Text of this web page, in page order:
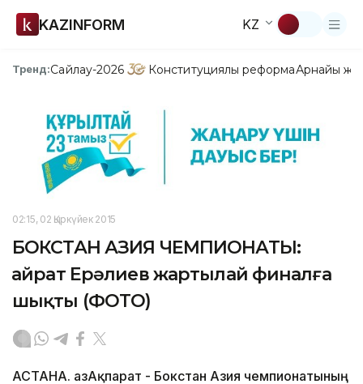
KAZINFORM KZ
Тренд:Сайлау-2026 Конституциялық реформаАрнайы
02:15, 02 Қыркүйек 2015
БОКСТАН АЗИЯ ЧЕМПИОНАТЫ:
Қайрат Ерәлиев жартылай финалға
шықты (ФОТО)
АСТАНА. ҚазАқпарат - Бокстан Азия чемпионатының